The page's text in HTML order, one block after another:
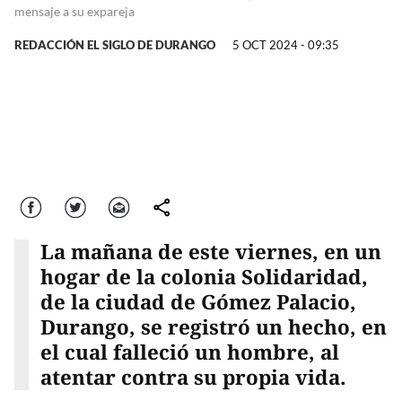
mensaje a su expareja
REDACCIÓN EL SIGLO DE DURANGO 5 OCT 2024 - 09:35
Facebook Twitter Correo comparte
La mañana de este viernes, en un
hogar de la colonia Solidaridad,
de la ciudad de Gómez Palacio,
Durango, se registró un hecho, en
el cual falleció un hombre, al
atentar contra su propia vida.